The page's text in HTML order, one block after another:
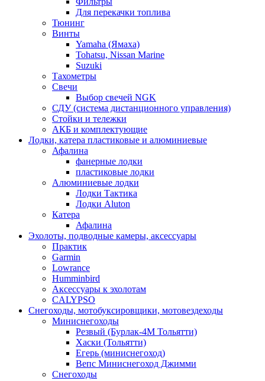
Для перекачки топлива
Тюнинг
Винты
Yamaha (Ямаха)
Tohatsu, Nissan Marine
Suzuki
Тахометры
Свечи
Выбор свечей NGK
СДУ (система дистанционного управления)
Стойки и тележки
АКБ и комплектующие
Лодки, катера пластиковые и алюминиевые
Афалина
фанерные лодки
пластиковые лодки
Алюминиевые лодки
Лодки Тактика
Лодки Aluton
Катера
Афалина
Эхолоты, подводные камеры, аксессуары
Практик
Garmin
Lowrance
Humminbird
Аксессуары к эхолотам
CALYPSO
Снегоходы, мотобуксировщики, мотовездеходы
Миниснегоходы
Резвый (Бурлак-4М Тольятти)
Хаски (Тольятти)
Егерь (миниснегоход)
Вепс Миниснегоход Джимми
Снегоходы